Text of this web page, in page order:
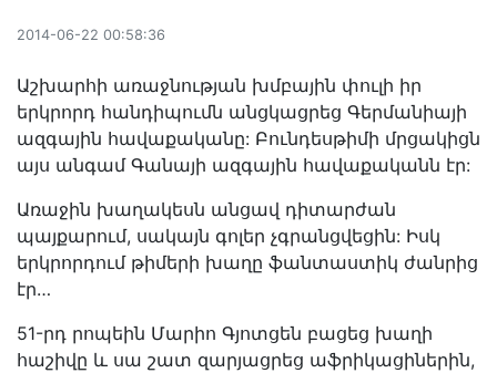
2014-06-22 00:58:36
Աշխարհի առաջնության խմբային փուլի իր
երկրորդ հանդիպումն անցկացրեց Գերմանիայի
ազգային հավաքականը: Բունդեսթիմի մրցակիցն
այս անգամ Գանայի ազգային հավաքականն էր:
Առաջին խաղակեսն անցավ դիտարժան
պայքարում, սակայն գոլեր չգրանցվեցին: Իսկ
երկրորդում թիմերի խաղը ֆանտաստիկ ժանրից
էր…
51-րդ րոպեին Մարիո Գյոտցեն բացեց խաղի
հաշիվը և սա շատ զարյացրեց աֆրիկացիներին,